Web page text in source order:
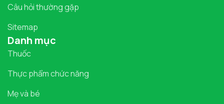
Câu hỏi thường gặp
Sitemap
Danh mục
Thuốc
Thực phẩm chức năng
Mẹ và bé